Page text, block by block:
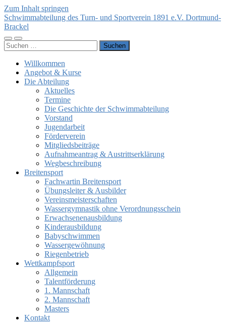
Zum Inhalt springen
Schwimmabteilung des Turn- und Sportverein 1891 e.V. Dortmund-
Brackel
Mobile-
Menü
Suchfeld
ein-/ausblenden
Suchen
nach:
Willkommen
Angebot & Kurse
Die Abteilung
Aktuelles
Termine
Die Geschichte der Schwimmabteilung
Vorstand
Jugendarbeit
Förderverein
Mitgliedsbeiträge
Aufnahmeantrag & Austrittserklärung
Wegbeschreibung
Breitensport
Fachwartin Breitensport
Übungsleiter & Ausbilder
Vereinsmeisterschaften
Wassergymnastik ohne Verordnungsschein
Erwachsenenausbildung
Kinderausbildung
Babyschwimmen
Wassergewöhnung
Riegenbetrieb
Wettkampfsport
Allgemein
Talentförderung
1. Mannschaft
2. Mannschaft
Masters
Kontakt